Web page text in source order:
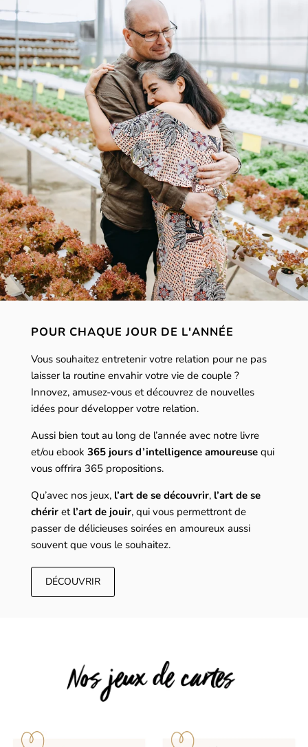
POUR CHAQUE JOUR DE L'ANNÉE
Vous souhaitez entretenir votre relation pour ne pas
laisser la routine envahir votre vie de couple ?
Innovez, amusez-vous et découvrez de nouvelles
idées pour développer votre relation.
Aussi bien tout au long de l’année avec notre livre
et/ou ebook 365 jours d’intelligence amoureusequi
vous offrira 365 propositions.
Qu’avec nos jeux, l’art de se découvrir, l’art de se
chérir etl’art de jouir, qui vous permettront de
passer de délicieuses soirées en amoureux aussi
souvent que vous le souhaitez.
DÉCOUVRIR